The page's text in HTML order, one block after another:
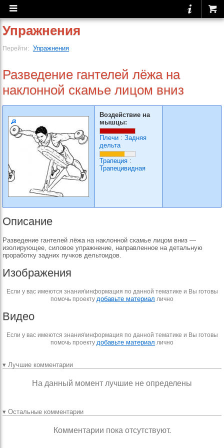
Упражнения
Перейти: Упражнения
Разведение гантелей лёжа на
наклонной скамье лицом вниз
Воздействие на
мышцы:
Плечи : Задняя
дельта
Трапеция :
Трапецивидная
Описание
Разведение гантелей лёжа на наклонной скамье лицом вниз —
изолирующее, силовое упражнение, направленное на детальную
проработку задних пучков дельтоидов.
Изображения
Если у вас имеются знания\информация по данной тематике и Вы готовы
помочь проекту добавьте материал лично
Видео
Если у вас имеются знания\информация по данной тематике и Вы готовы
помочь проекту добавьте материал лично
▾ Лучшие комментарии
На данный момент лучшие не определены
▾ Остальные комментарии
Комментарии пока отсутствуют.